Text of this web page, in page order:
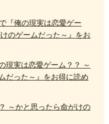
『俺の現実は恋愛ゲー
のゲームだった～』をお
現実は恋愛ゲーム？？ ～
だった～』をお得に読め
～かと思ったら命がけの